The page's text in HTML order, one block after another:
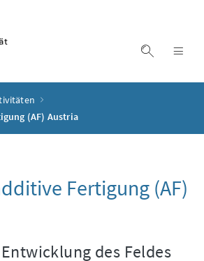
Suche
(AF) Austria
Fertigung (AF)
des Feldes